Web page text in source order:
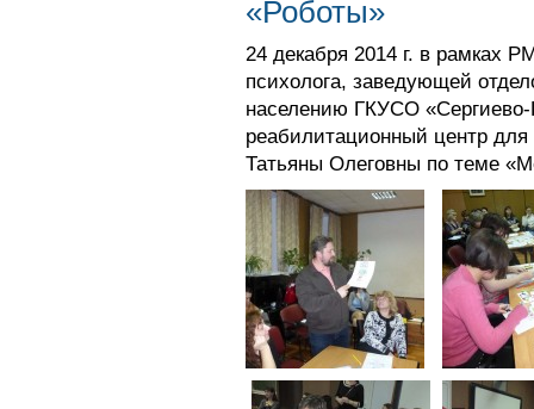
«Роботы»
24 декабря 2014 г. в рамках
психолога, заведующей
населению ГКУСО
реабилитационный центр
Татьяны Олеговны по теме